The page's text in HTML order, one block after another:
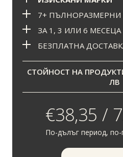
7+
ЗА 1, 3 ИЛИ 6 МЕСЕЦА
БЕЗПЛАТНА
СТОЙНОСТ НА
ЛВ
€38,35 /
По-дълъг период, по-